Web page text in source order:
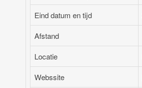
Eind datum en tijd
Afstand
Locatie
Webssite